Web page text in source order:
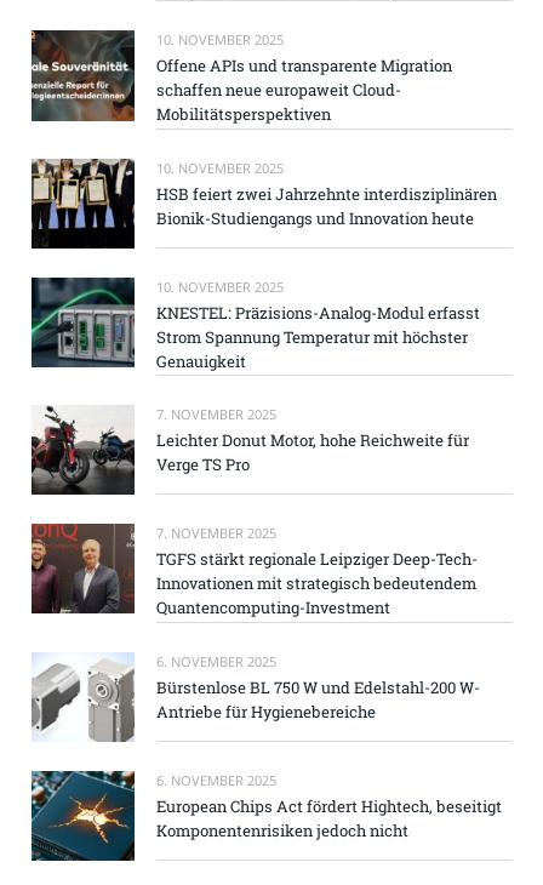
10. NOVEMBER 2025
Offene APIs und transparente Migration
schaffen neue europaweit Cloud-
Mobilitätsperspektiven
10. NOVEMBER 2025
HSB feiert zwei Jahrzehnte interdisziplinären
Bionik-Studiengangs und Innovation heute
10. NOVEMBER 2025
KNESTEL: Präzisions-Analog-Modul erfasst
Strom Spannung Temperatur mit höchster
Genauigkeit
7. NOVEMBER 2025
Leichter Donut Motor, hohe Reichweite für
Verge TS Pro
7. NOVEMBER 2025
TGFS stärkt regionale Leipziger Deep-Tech-
Innovationen mit strategisch bedeutendem
Quantencomputing-Investment
6. NOVEMBER 2025
Bürstenlose BL 750 W und Edelstahl-200 W-
Antriebe für Hygienebereiche
6. NOVEMBER 2025
European Chips Act fördert Hightech, beseitigt
Komponentenrisiken jedoch nicht